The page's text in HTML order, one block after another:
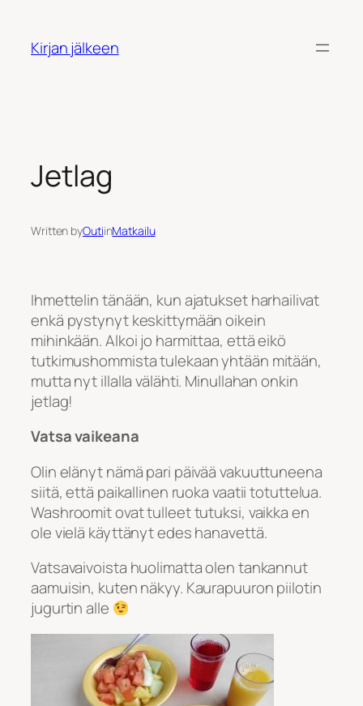
Kirjan jälkeen
Jetlag
Written byOutiinMatkailu
Ihmettelin tänään, kun ajatukset harhailivat
enkä pystynyt keskittymään oikein
mihinkään. Alkoi jo harmittaa, että eikö
tutkimushommista tulekaan yhtään mitään,
mutta nyt illalla välähti. Minullahan onkin
jetlag!
Vatsa vaikeana
Olin elänyt nämä pari päivää vakuuttuneena
siitä, että paikallinen ruoka vaatii totuttelua.
Washroomit ovat tulleet tutuksi, vaikka en
ole vielä käyttänyt edes hanavettä.
Vatsavaivoista huolimatta olen tankannut
aamuisin, kuten näkyy. Kaurapuuron piilotin
jugurtin alle